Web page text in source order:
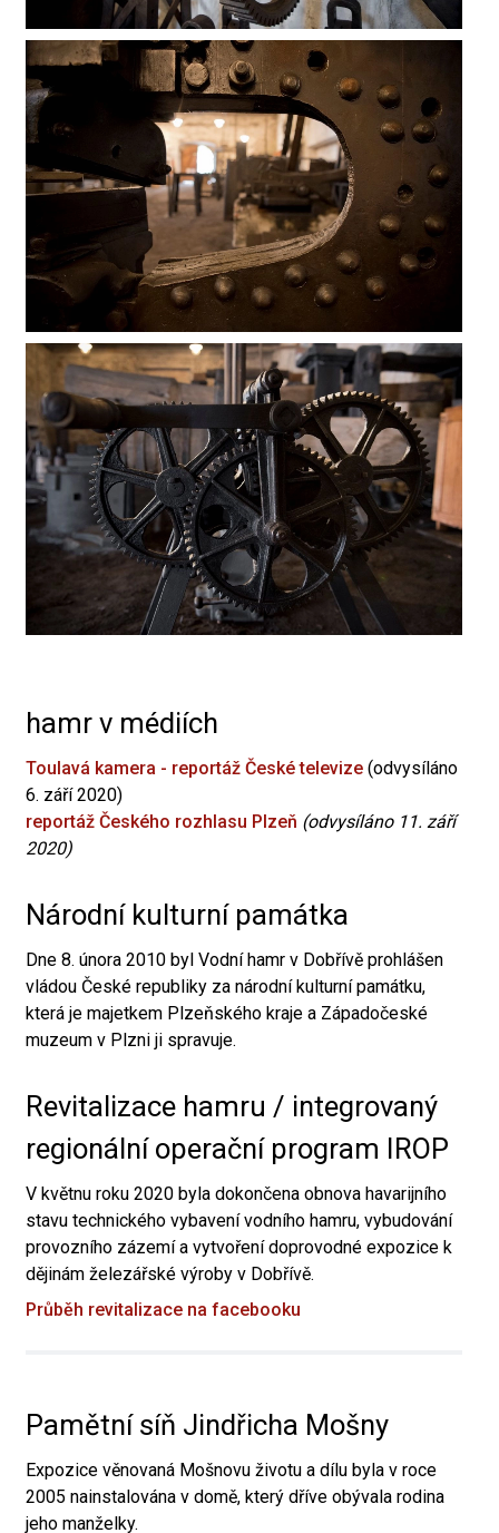
hamr v médiích
Toulavá kamera - reportáž České televize (odvysíláno
6. září 2020)
reportáž Českého rozhlasu Plzeň (odvysíláno 11. září
2020)
Národní kulturní památka
Dne 8. února 2010 byl Vodní hamr v Dobřívě prohlášen
vládou České republiky za národní kulturní památku,
která je majetkem Plzeňského kraje a Západočeské
muzeum v Plzni ji spravuje.
Revitalizace hamru / integrovaný
regionální operační program IROP
V květnu roku 2020 byla dokončena obnova havarijního
stavu technického vybavení vodního hamru, vybudování
provozního zázemí a vytvoření doprovodné expozice k
dějinám železářské výroby v Dobřívě.
Průběh revitalizace na facebooku
Pamětní síň Jindřicha Mošny
Expozice věnovaná Mošnovu životu a dílu byla v roce
2005 nainstalována v domě, který dříve obývala rodina
jeho manželky.